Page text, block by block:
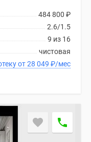
484 800 ₽
2.6/1.5
9 из 16
чистовая
В ипотеку от 28 049 ₽/мес